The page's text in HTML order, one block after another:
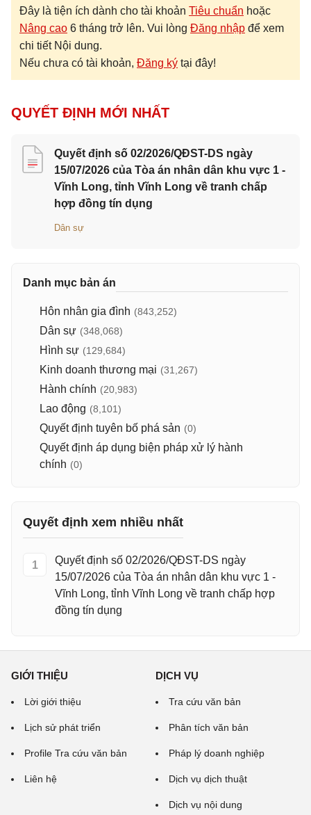
Đây là tiện ích dành cho tài khoản Tiêu chuẩn hoặc
Nâng cao 6 tháng trở lên. Vui lòng Đăng nhập để xem
chi tiết Nội dung.
Nếu chưa có tài khoản, Đăng ký tại đây!
QUYẾT ĐỊNH MỚI NHẤT
Quyết định số 02/2026/QĐST-DS ngày
15/07/2026 của Tòa án nhân dân khu vực 1 -
Vĩnh Long, tỉnh Vĩnh Long về tranh chấp
hợp đồng tín dụng
Dân sự
Danh mục bản án
Hôn nhân gia đình (843,252)
Dân sự (348,068)
Hình sự (129,684)
Kinh doanh thương mại (31,267)
Hành chính (20,983)
Lao động (8,101)
Quyết định tuyên bố phá sản (0)
Quyết định áp dụng biện pháp xử lý hành
chính (0)
Quyết định xem nhiều nhất
1
Quyết định số 02/2026/QĐST-DS ngày
15/07/2026 của Tòa án nhân dân khu vực 1 -
Vĩnh Long, tỉnh Vĩnh Long về tranh chấp hợp
đồng tín dụng
GIỚI THIỆU
Lời giới thiệu
Lịch sử phát triển
Profile Tra cứu văn bản
Liên hệ
DỊCH VỤ
Tra cứu văn bản
Phân tích văn bản
Pháp lý doanh nghiệp
Dịch vụ dịch thuật
Dịch vụ nội dung